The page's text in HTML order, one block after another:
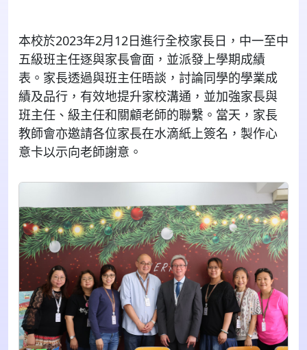
本校於2023年2月12日進行全校家長日，中一至中
五級班主任逐與家長會面，並派發上學期成績
表。家長透過與班主任晤談，討論同學的學業成
績及品行，有效地提升家校溝通，並加強家長與
班主任、級主任和關顧老師的聯繫。當天，家長
教師會亦邀請各位家長在水滴紙上簽名，製作心
意卡以示向老師謝意。